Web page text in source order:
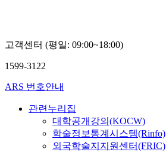
고객센터 (평일: 09:00~18:00)
1599-3122
ARS 번호안내
관련누리집
대학공개강의(KOCW)
학술정보통계시스템(Rinfo)
외국학술지지원센터(FRIC)